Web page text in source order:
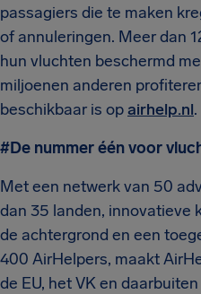
passagiers die te maken
of annuleringen. Meer dan
hun vluchten beschermd
miljoenen anderen
beschikbaar is opairhelp.nl.
#De nummer één voor
Met een netwerk van 50
dan 35 landen, innovatieve
de achtergrond en een
400 AirHelpers, maakt
de EU, het VK en